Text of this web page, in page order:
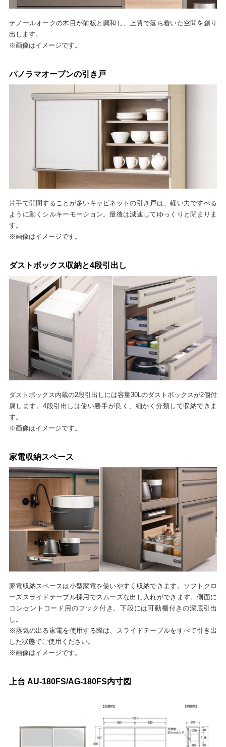
テノールオークの木目が前板と調和し、上質で落ち着いた空間を創り
出します。
※画像はイメージです。
パノラマオープンの引き戸
片手で開閉することが多いキャビネットの引き戸は、軽い力ですべる
ように動くシルキーモーション。最後は減速してゆっくりと閉まりま
す。
※画像はイメージです。
ダストボックス収納と4段引出し
ダストボックス内蔵の2段引出しには容量30Lのダストボックスが2個付
属します。4段引出しは使い勝手が良く、細かく分類して収納できま
す。
※画像はイメージです。
家電収納スペース
家電収納スペースは小型家電を使いやすく収納できます。ソフトクロ
ーズスライドテーブル採用でスムーズな出し入れができます。側面に
コンセントコード用のフック付き。下段には可動棚付きの深底引出
し。
※蒸気の出る家電を使用する際は、スライドテーブルをすべて引き出
した状態でご使用ください。
※画像はイメージです。
上台 AU-180FS/AG-180FS内寸図